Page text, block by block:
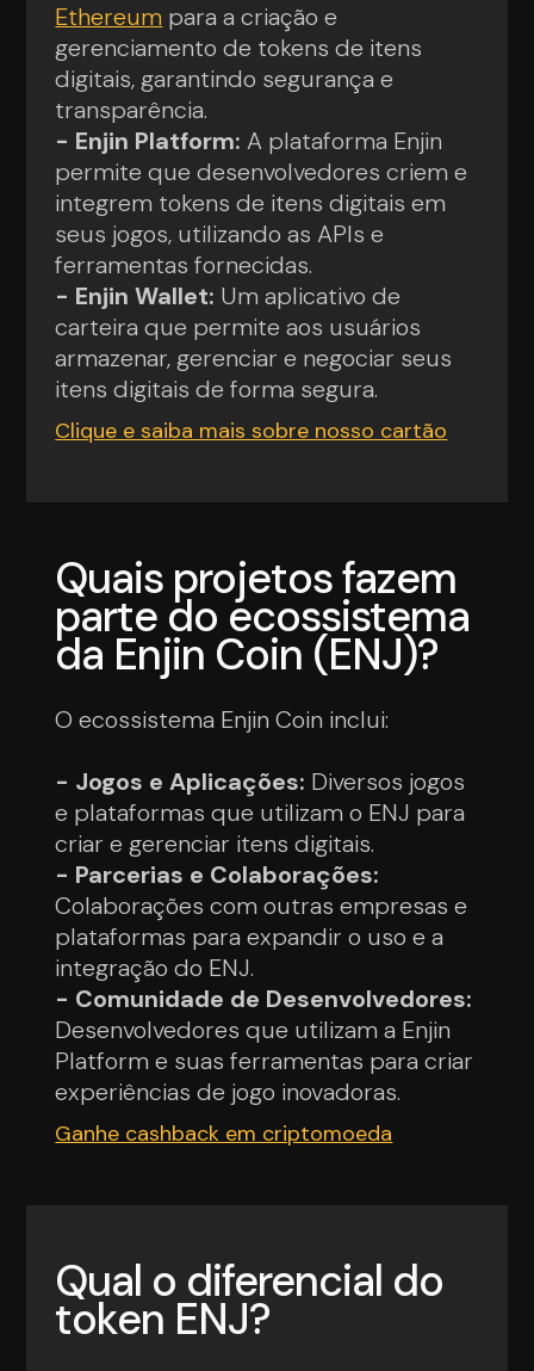
Ethereum para a criação e
gerenciamento de tokens de itens
digitais, garantindo segurança e
transparência.
- Enjin Platform: A plataforma Enjin
permite que desenvolvedores criem e
integrem tokens de itens digitais em
seus jogos, utilizando as APIs e
ferramentas fornecidas.
- Enjin Wallet: Um aplicativo de
carteira que permite aos usuários
armazenar, gerenciar e negociar seus
itens digitais de forma segura.
Clique e saiba mais sobre nosso cartão
Quais projetos fazem
parte do ecossistema
da Enjin Coin (ENJ)?
O ecossistema Enjin Coin inclui:
- Jogos e Aplicações: Diversos jogos
e plataformas que utilizam o ENJ para
criar e gerenciar itens digitais.
- Parcerias e Colaborações:
Colaborações com outras empresas e
plataformas para expandir o uso e a
integração do ENJ.
- Comunidade de Desenvolvedores:
Desenvolvedores que utilizam a Enjin
Platform e suas ferramentas para criar
experiências de jogo inovadoras.
Ganhe cashback em criptomoeda
Qual o diferencial do
token ENJ?